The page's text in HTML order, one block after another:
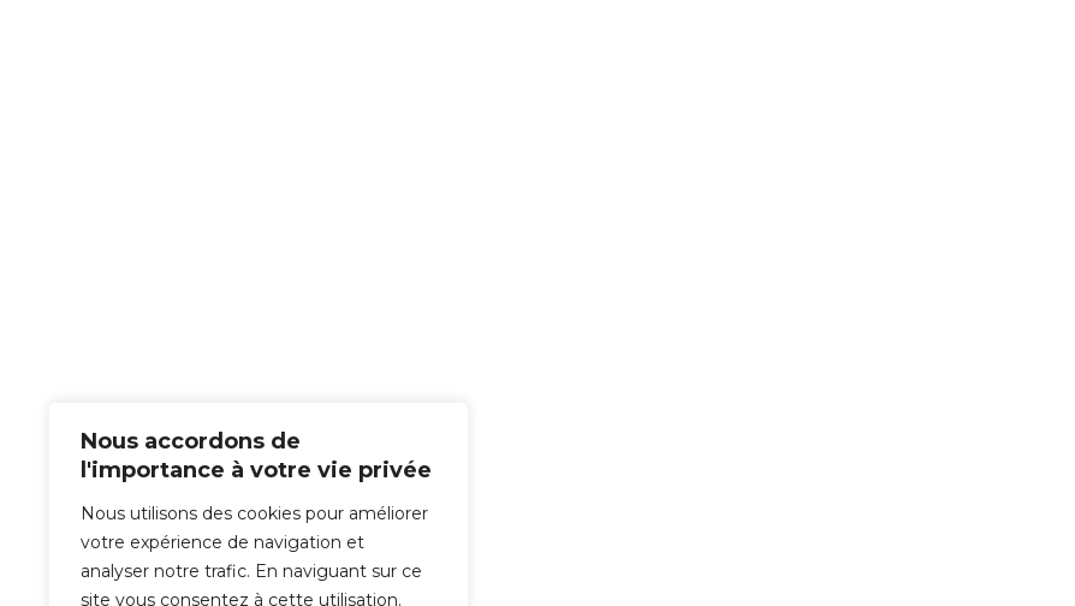
Nous accordons de
l'importance à votre vie privée
Nous utilisons des cookies pour améliorer
votre expérience de navigation et
analyser notre trafic. En naviguant sur ce
site vous consentez à cette utilisation.